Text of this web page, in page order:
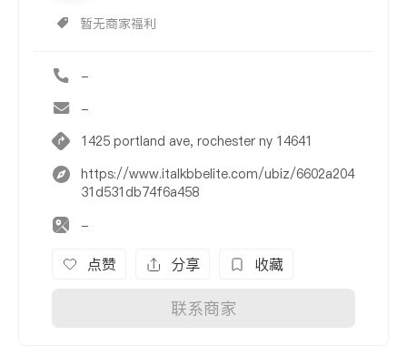
暂无商家福利
-
-
1425 portland ave, rochester ny 14641
https://www.italkbbelite.com/ubiz/6602a204
31d531db74f6a458
-
点赞 分享 收藏
联系商家